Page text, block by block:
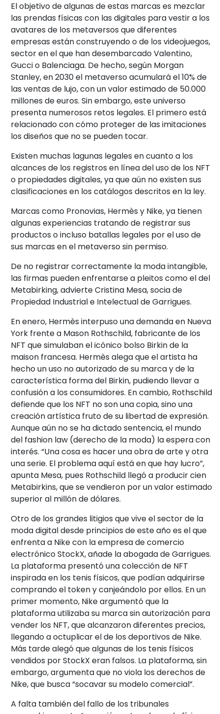
El objetivo de algunas de estas marcas es mezclar
las prendas físicas con las digitales para vestir a los
avatares de los metaversos que diferentes
empresas están construyendo o de los videojuegos,
sector en el que han desembarcado Valentino,
Gucci o Balenciaga. De hecho, según Morgan
Stanley, en 2030 el metaverso acumulará el 10% de
las ventas de lujo, con un valor estimado de 50.000
millones de euros. Sin embargo, este universo
presenta numerosos retos legales. El primero está
relacionado con cómo proteger de las imitaciones
los diseños que no se pueden tocar.
Existen muchas lagunas legales en cuanto a los
alcances de los registros en línea del uso de los NFT
o propiedades digitales, ya que aún no existen sus
clasificaciones en los catálogos descritos en la ley.
Marcas como Pronovias, Hermès y Nike, ya tienen
algunas experiencias tratando de registrar sus
productos o incluso batallas legales por el uso de
sus marcas en el metaverso sin permiso.
De no registrar correctamente la moda intangible,
las firmas pueden enfrentarse a pleitos como el del
Metabirking, advierte Cristina Mesa, socia de
Propiedad Industrial e Intelectual de Garrigues.
En enero, Hermès interpuso una demanda en Nueva
York frente a Mason Rothschild, fabricante de los
NFT que simulaban el icónico bolso Birkin de la
maison francesa. Hermès alega que el artista ha
hecho un uso no autorizado de su marca y de la
característica forma del Birkin, pudiendo llevar a
confusión a los consumidores. En cambio, Rothschild
defiende que los NFT no son una copia, sino una
creación artística fruto de su libertad de expresión.
Aunque aún no se ha dictado sentencia, el mundo
del fashion law (derecho de la moda) la espera con
interés. “Una cosa es hacer una obra de arte y otra
una serie. El problema aquí está en que hay lucro”,
apunta Mesa, pues Rothschild llegó a producir cien
Metabirkins, que se vendieron por un valor estimado
superior al millón de dólares.
Otro de los grandes litigios que vive el sector de la
moda digital desde principios de este año es el que
enfrenta a Nike con la empresa de comercio
electrónico StockX, añade la abogada de Garrigues.
La plataforma presentó una colección de NFT
inspirada en los tenis físicos, que podían adquirirse
comprando el token y canjeándolo por ellos. En un
primer momento, Nike argumentó que la
plataforma utilizaba su marca sin autorización para
vender los NFT, que alcanzaron diferentes precios,
llegando a octuplicar el de los deportivos de Nike.
Más tarde alegó que algunas de los tenis físicos
vendidos por StockX eran falsos. La plataforma, sin
embargo, argumenta que no viola los derechos de
Nike, que busca “socavar su modelo comercial”.
A falta también del fallo de los tribunales